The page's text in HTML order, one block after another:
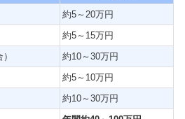
約5～20万円
約5～15万円
約10～30万円
約5～10万円
約10～30万円